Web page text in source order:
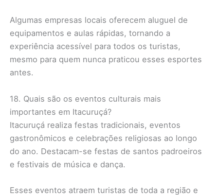
Algumas empresas locais oferecem aluguel de
equipamentos e aulas rápidas, tornando a
experiência acessível para todos os turistas,
mesmo para quem nunca praticou esses esportes
antes.
18. Quais são os eventos culturais mais
importantes em Itacuruçá?
Itacuruçá realiza festas tradicionais, eventos
gastronômicos e celebrações religiosas ao longo
do ano. Destacam-se festas de santos padroeiros
e festivais de música e dança.
Esses eventos atraem turistas de toda a região e